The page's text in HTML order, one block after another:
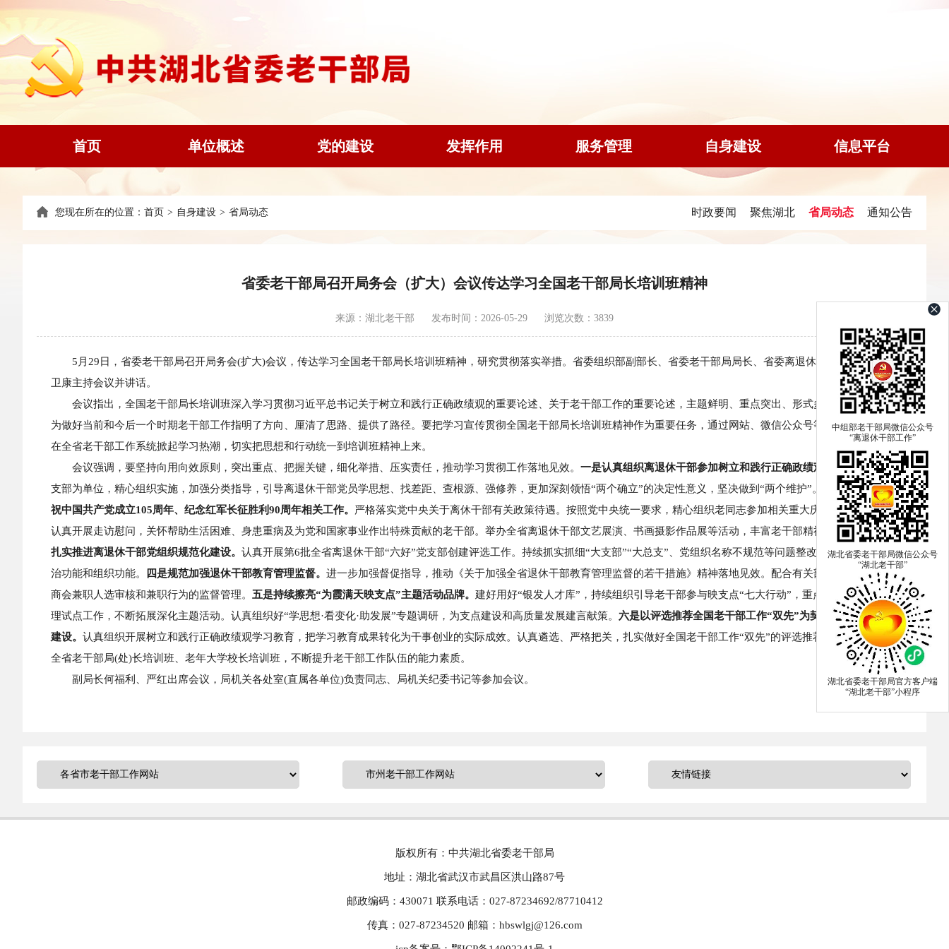
首页 单位概述 党的建设 发挥作用 服务管理 自身建设 信息平台
您现在所在的位置： 首页 > 自身建设 > 省局动态 时政要闻 聚焦湖北 省局动态 通知公告
省委老干部局召开局务会（扩大）会议传达学习全国老干部局长培训班精神
来源：湖北老干部 发布时间：2026-05-29 浏览次数：3839
5月29日，省委老干部局召开局务会(扩大)会议，传达学习全国老干部局长培训班精神，研究贯彻落实举措。省委组织部副部长、省委老干部局局长、省委离退休干部工委书记肖
卫康主持会议并讲话。
会议指出，全国老干部局长培训班深入学习贯彻习近平总书记关于树立和践行正确政绩观的重要论述、关于老干部工作的重要论述，主题鲜明、重点突出、形式多样、内容丰富，
为做好当前和今后一个时期老干部工作指明了方向、厘清了思路、提供了路径。要把学习宣传贯彻全国老干部局长培训班精神作为重要任务，通过网站、微信公众号等平台加强宣传，
在全省老干部工作系统掀起学习热潮，切实把思想和行动统一到培训班精神上来。
会议强调，要坚持向用向效原则，突出重点、把握关键，细化举措、压实责任，推动学习贯彻工作落地见效。 一是认真组织离退休干部参加树立和践行正确政绩观学习教育。以党
支部为单位，精心组织实施，加强分类指导，引导离退休干部党员学思想、找差距、查根源、强修养，更加深刻领悟“两个确立”的决定性意义，坚决做到“两个维护”。
二是认真做好庆
祝中国共产党成立105周年、纪念红军长征胜利90周年相关工作。 严格落实党中央关于离休干部有关政策待遇。按照党中央统一要求，精心组织老同志参加相关重大庆祝和纪念活动，
认真开展走访慰问，关怀帮助生活困难、身患重病及为党和国家事业作出特殊贡献的老干部。举办全省离退休干部文艺展演、书画摄影作品展等活动，丰富老干部精神文化生活。三是
扎实推进离退休干部党组织规范化建设。 认真开展第6批全省离退休干部“六好”党支部创建评选工作。持续抓实抓细“大支部”“大总支”、党组织名称不规范等问题整改，增强党组织政
治功能和组织功能。
四是规范加强退休干部教育管理监督。 进一步加强督促指导，推动《关于加强全省退休干部教育管理监督的若干措施》精神落地见效。配合有关部门严格行业协会
商会兼职人选审核和兼职行为的监督管理。 五是持续擦亮“为霞满天映支点”主题活动品牌。 建好用好“银发人才库”，持续组织引导老干部参与映支点“七大行动”，重点推进助力基层治
理试点工作，不断拓展深化主题活动。认真组织好“学思想·看变化·助发展”专题调研，为支点建设和高质量发展建言献策。 六是以评选推荐全国老干部工作“双先”为契机强化部门自身
建设。 认真组织开展树立和践行正确政绩观学习教育，把学习教育成果转化为干事创业的实际成效。认真遴选、严格把关，扎实做好全国老干部工作“双先”的评选推荐工作。继续办好
全省老干部局(处)长培训班、老年大学校长培训班，不断提升老干部工作队伍的能力素质。
副局长何福利、严红出席会议，局机关各处室(直属各单位)负责同志、局机关纪委书记等参加会议。
版权所有：中共湖北省委老干部局
地址：湖北省武汉市武昌区洪山路87号
邮政编码：430071 联系电话：027-87234692/87710412
传真：027-87234520 邮箱：hbswlgj@126.com
中组部老干部局微信公众号
“离退休干部工作”
湖北省委老干部局微信公众号
“湖北老干部”
湖北省委老干部局官方客户端
“湖北老干部”小程序